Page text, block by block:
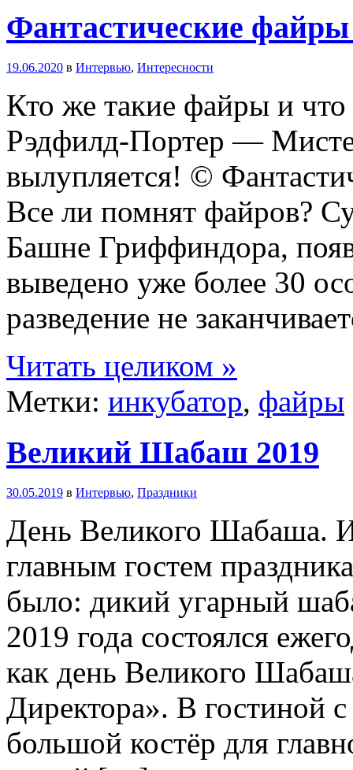
Фантастические
19.06.2020 в Интервью, Интересности
Кто же такие файры и
Рэдфилд-Портер —
вылупляется! ©
Все ли помнят файров?
Башне Гриффиндора,
выведено уже более 30
разведение не
Читать целиком »
Метки: инкубатор, файры
Великий Шабаш 2019
30.05.2019 в Интервью, Праздники
День Великого Шабаша.
главным гостем
было: дикий угарный
2019 года состоялся
как день Великого
Директора». В гостиной
большой костёр для